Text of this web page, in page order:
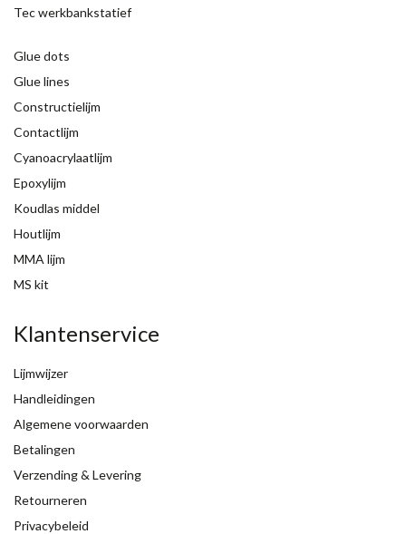
Tec werkbankstatief
Glue dots
Glue lines
Constructielijm
Contactlijm
Cyanoacrylaatlijm
Epoxylijm
Koudlas middel
Houtlijm
MMA lijm
MS kit
Klantenservice
Lijmwijzer
Handleidingen
Algemene voorwaarden
Betalingen
Verzending & Levering
Retourneren
Privacybeleid